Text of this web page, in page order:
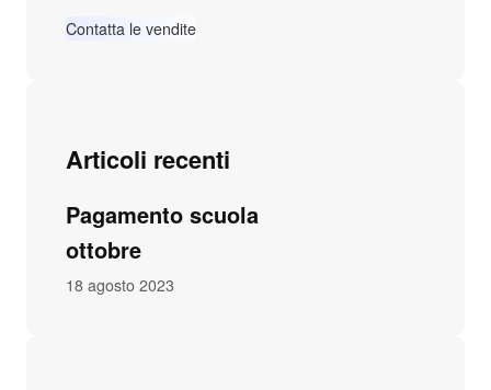
Contatta le vendite
Articoli recenti
Pagamento scuola
ottobre
18 agosto 2023